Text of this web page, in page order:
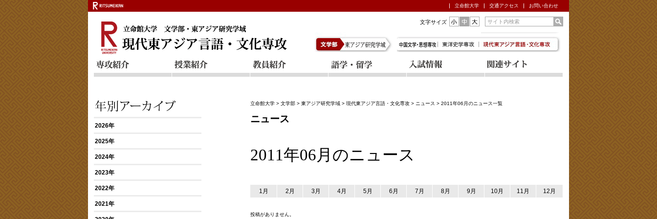
立命館大学 交通アクセス お問い合わせ
文字サイズ
立命館大学 > 文学部 > 東アジア研究学域 > 現代東アジア言語・文化専攻 > ニュース > 2011年06月のニュース一覧
ニュース
2011年06月のニュース
1月 2月 3月 4月 5月 6月 7月 8月 9月 10月 11月 12月
投稿がありません。
2026年
2025年
2024年
2023年
2022年
2021年